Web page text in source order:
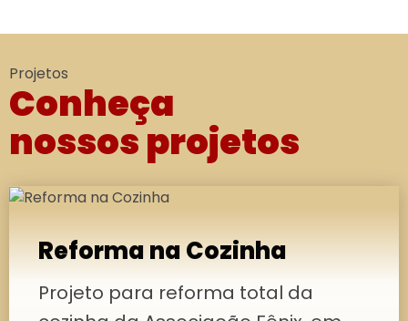
Projetos
Conheça
nossos projetos
Reforma na Cozinha
Projeto para reforma total da